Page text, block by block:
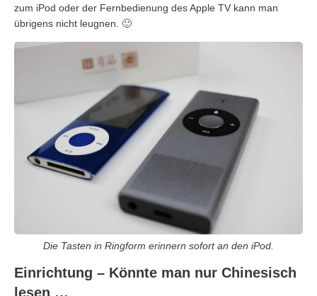
zum iPod oder der Fernbedienung des Apple TV kann man
übrigens nicht leugnen. 🙂
Die Tasten in Ringform erinnern sofort an den iPod.
Einrichtung – Könnte man nur Chinesisch
lesen …